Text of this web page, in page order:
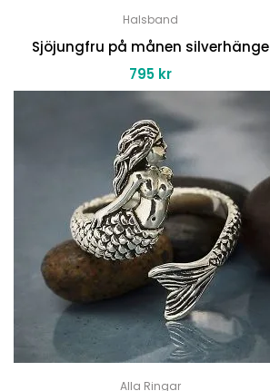
Halsband
Sjöjungfru på månen silverhänge
795 kr
Alla Ringar